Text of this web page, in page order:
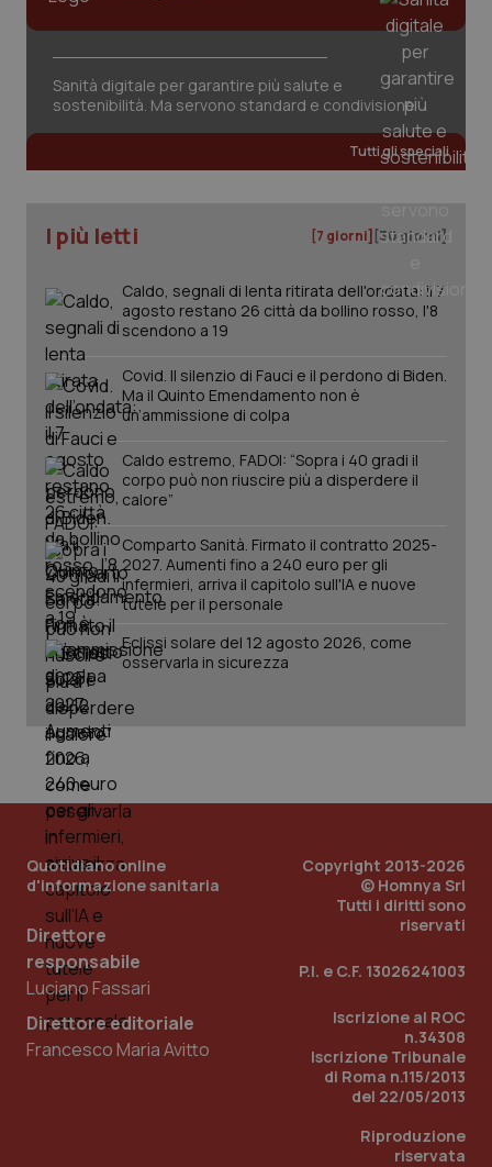
Sanità digitale per garantire più salute e
sostenibilità. Ma servono standard e condivisione
Tutti gli speciali
I più letti [7 giorni] [30 giorni]
Caldo, segnali di lenta ritirata dell'ondata: il 7
agosto restano 26 città da bollino rosso, l'8
scendono a 19
Covid. Il silenzio di Fauci e il perdono di Biden.
Ma il Quinto Emendamento non è
un’ammissione di colpa
Caldo estremo, FADOI: “Sopra i 40 gradi il
corpo può non riuscire più a disperdere il
calore”
Comparto Sanità. Firmato il contratto 2025-
2027. Aumenti fino a 240 euro per gli
infermieri, arriva il capitolo sull'IA e nuove
tutele per il personale
Eclissi solare del 12 agosto 2026, come
osservarla in sicurezza
Quotidiano online
d'informazione sanitaria
Direttore
responsabile
Luciano Fassari
Direttore editoriale
Francesco Maria Avitto
Copyright 2013-2026
© Homnya Srl
Tutti i diritti sono
riservati
P.I. e C.F. 13026241003
Iscrizione al ROC
n.34308
Iscrizione Tribunale
di Roma n.115/2013
del 22/05/2013
Riproduzione
riservata
tracking-sites-ironfish-
www.quotidianosanita.it
2
_ga
Google LLC
.quotidianosanita.it
PHPSESSID
www.quotidianosanita.it